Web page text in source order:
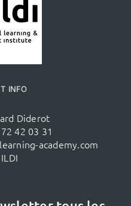
INFO
Diderot
42 03 31
academy.com
ILDI